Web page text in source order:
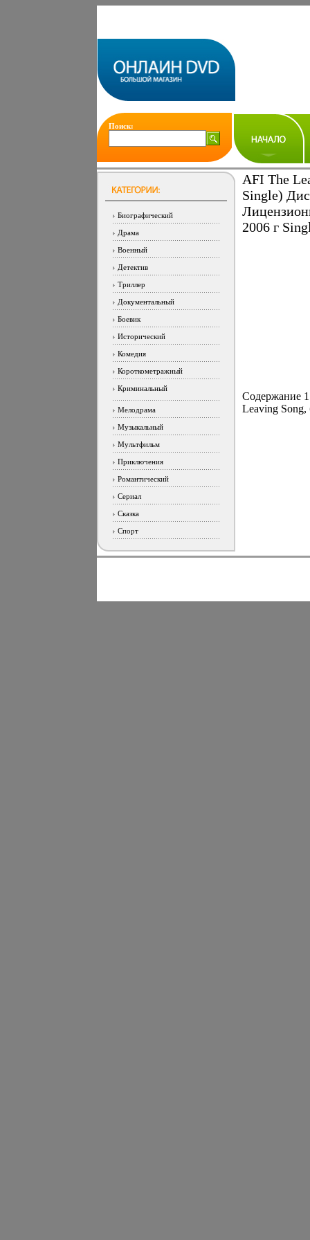
Поиск:
Биографический
Драма
Военный
Детектив
Триллер
Документальный
Боевик
Исторический
Комедия
Короткометражный
Криминальный
Мелодрама
Музыкальный
Мультфильм
Приключения
Романтический
Сериал
Сказка
Спорт
AFI The
Single)
2006 г
Содержание
Leaving